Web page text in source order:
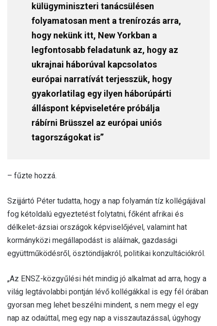
külügyminiszteri tanácsülésen
folyamatosan ment a trenírozás arra,
hogy nekünk itt, New Yorkban a
legfontosabb feladatunk az, hogy az
ukrajnai háborúval kapcsolatos
európai narratívát terjesszük, hogy
gyakorlatilag egy ilyen háborúpárti
álláspont képviseletére próbálja
rábírni Brüsszel az európai uniós
tagországokat is”
– fűzte hozzá.
Szijjártó Péter tudatta, hogy a nap folyamán tíz kollégájával
fog kétoldalú egyeztetést folytatni, főként afrikai és
délkelet-ázsiai országok képviselőjével, valamint hat
kormányközi megállapodást is aláírnak, gazdasági
együttműködésről, ösztöndíjakról, politikai konzultációkról.
„Az ENSZ-közgyűlési hét mindig jó alkalmat ad arra, hogy a
világ legtávolabbi pontján lévő kollégákkal is egy fél órában
gyorsan meg lehet beszélni mindent, s nem megy el egy
nap az odaúttal, meg egy nap a visszautazással, úgyhogy